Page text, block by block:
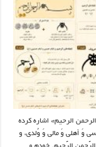
الرحیم» اشاره کرده
وَ أهلی وَ مالی وَ وُلدی، و